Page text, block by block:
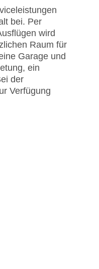
bei. Per
wird
Raum für
Garage und
ein
der
Verfügung